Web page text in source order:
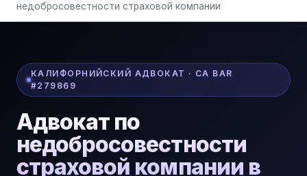
недобросовестности страховой компании
КАЛИФОРНИЙСКИЙ АДВОКАТ · CA BAR
#279869
Адвокат по
недобросовестности
страховой компании в